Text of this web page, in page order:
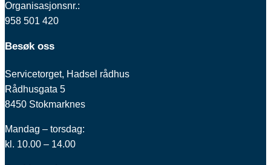
Organisasjonsnr.:
958 501 420
Besøk oss
Servicetorget, Hadsel rådhus
Rådhusgata 5
8450 Stokmarknes
Mandag – torsdag:
kl. 10.00 – 14.00